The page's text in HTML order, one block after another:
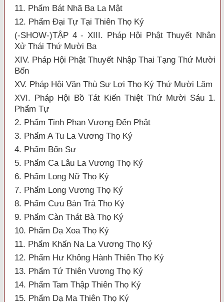
11. Phẩm Bát Nhã Ba La Mật
12. Phẩm Đại Tự Tại Thiên Thọ Ký
(-SHOW-)TẬP 4 - XIII. Pháp Hội Phật Thuyết Nhân
Xử Thái Thứ Mười Ba
XIV. Pháp Hội Phật Thuyết Nhập Thai Tạng Thứ Mười
Bốn
XV. Pháp Hội Văn Thù Sư Lợi Thọ Ký Thứ Mười Lăm
XVI. Pháp Hội Bồ Tát Kiến Thiệt Thứ Mười Sáu 1.
Phẩm Tự
2. Phẩm Tịnh Phạn Vương Đến Phật
3. Phẩm A Tu La Vương Thọ Ký
4. Phẩm Bốn Sự
5. Phẩm Ca Lâu La Vương Thọ Ký
6. Phẩm Long Nữ Thọ Ký
7. Phẩm Long Vương Thọ Ký
8. Phẩm Cưu Bàn Trà Thọ Ký
9. Phẩm Càn Thát Bà Thọ Ký
10. Phẩm Dạ Xoa Thọ Ký
11. Phẩm Khấn Na La Vương Thọ Ký
12. Phẩm Hư Không Hành Thiên Thọ Ký
13. Phẩm Tứ Thiên Vương Thọ Ký
14. Phẩm Tam Thập Thiên Thọ Ký
15. Phẩm Dạ Ma Thiên Thọ Ký